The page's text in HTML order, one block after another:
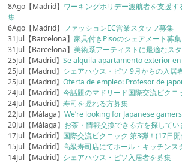
8Ago【Madrid】 ワーキングホリデー渡航者を支援
集
6Ago【Madrid】 ファッションEC営業スタッフ募集
31Jul【Barcelona】家具付きPisoのシェアメート募集
31Jul【Barcelona】美術系アーティストに最適なス
25Jul【Madrid】Se alquila apartamento exterior
25Jul【Madrid】 シェアハウス・ピソ 9月からの入居
25Jul【Madrid】Oferta de empleo: Profesor de
24Jul【Madrid】今話題のマドリード国際交流ピク
24Jul【Madrid】寿司を握れる方募集
22Jul【Málaga】We’re looking for Japanese
20Jul【Málaga】 お茶・情報交換できる方を探してい
17Jul【Madrid】 国際交流ピクニック 第3弾！(17日
15Jul【Madrid】高級寿司店にてホール・キッチンス
14Jul【Madrid】 シェアハウス・ピソ入居者を募集